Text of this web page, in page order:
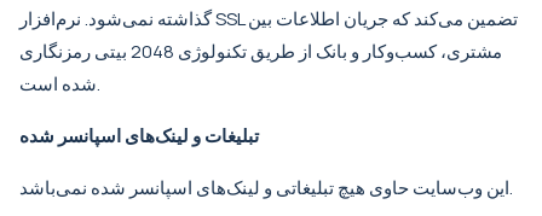
گذاشته نمی‌شود. نرم‌افزار SSL تضمین می‌کند که جریان اطلاعات بین
مشتری، کسب‌وکار و بانک از طریق تکنولوژی 2048 بیتی رمزنگاری
شده است.
تبلیغات و لینک‌های اسپانسر شده
این وب‌سایت حاوی هیچ تبلیغاتی و لینک‌های اسپانسر شده نمی‌باشد.